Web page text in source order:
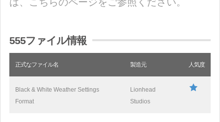
は、こちらのページをご参照ください。
555ファイル情報
正式なファイル名 製造元 人気度
Black & White Weather Settings
Format
Lionhead
Studios